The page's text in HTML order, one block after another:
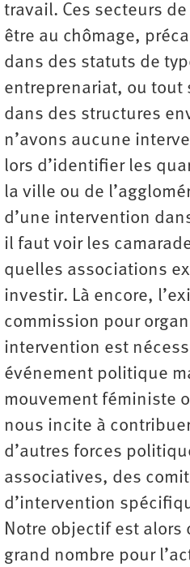
travail. Ces secteurs
être au chômage,
dans des statuts de
entreprenariat, ou
dans des structures
n’avons aucune
lors d’identifier les
la ville ou de
d’une intervention
il faut voir les
quelles associations
investir. Là encore,
commission pour
intervention est
événement politique
mouvement féministe
nous incite à
d’autres forces
associatives, des
d’intervention
Notre objectif est alors
grand nombre pour